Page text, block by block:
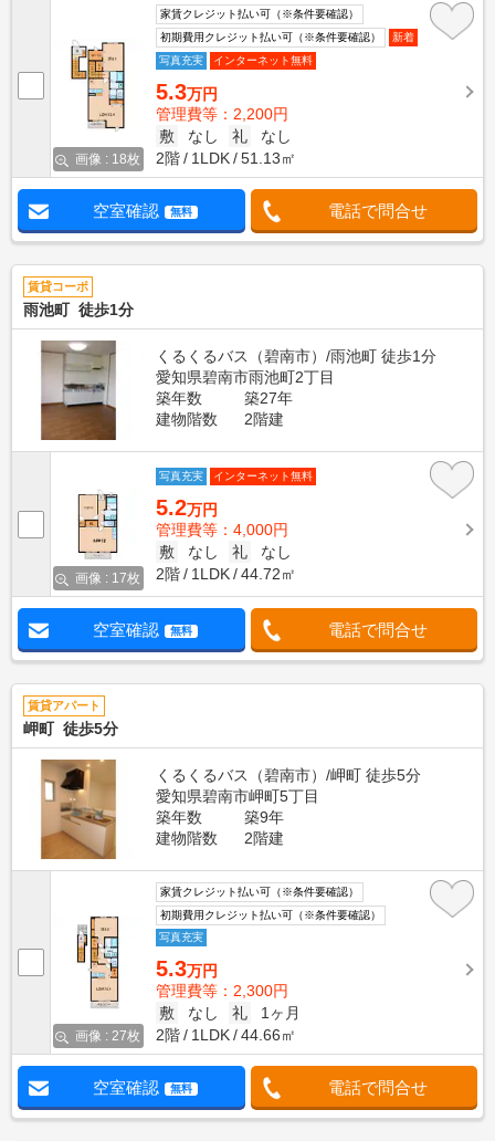
画像 : 18枚
家賃クレジット払い可（※条件要確認）
初期費用クレジット払い可（※条件要確認）
新着
写真充実
インターネット無料
5.3万円
管理費等：2,200円
敷
なし 礼
なし
2階
1LDK 51.13㎡
空室確認 無料 電話で問合せ
賃貸コーポ
雨池町 徒歩1分
くるくるバス（碧南市）/雨池町 徒歩1分
愛知県碧南市雨池町2丁目
築年数
築27年
建物階数
2階建
画像 : 17枚
写真充実 インターネット無料
5.2万円
管理費等：4,000円
敷
なし 礼
なし
2階
1LDK 44.72㎡
空室確認 無料 電話で問合せ
賃貸アパート
岬町 徒歩5分
くるくるバス（碧南市）/岬町 徒歩5分
愛知県碧南市岬町5丁目
築年数
築9年
建物階数
2階建
画像 : 27枚
家賃クレジット払い可（※条件要確認）
初期費用クレジット払い可（※条件要確認）
写真充実
5.3万円
管理費等：2,300円
敷
なし 礼
1ヶ月
2階
1LDK 44.66㎡
空室確認 無料 電話で問合せ